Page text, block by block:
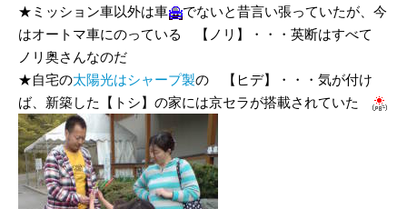
★ミッション車以外は車
でないと昔言い張っていたが、今
はオートマ車にのっている 【ノリ】・・・英断はすべて
ノリ奥さんなのだ
★自宅の太陽光はシャープ製の 【ヒデ】・・・気が付け
ば、新築した【トシ】の家には京セラが搭載されていた